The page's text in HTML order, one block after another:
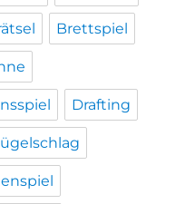
Brettspiel
Drafting